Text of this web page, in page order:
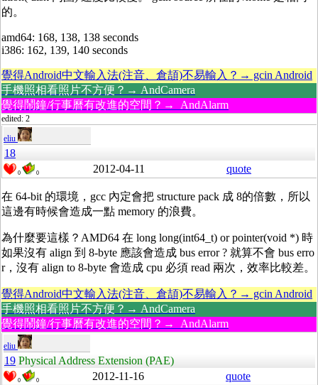
的。
amd64: 168, 138, 138 seconds
i386: 162, 139, 140 seconds
覺得Android中文輸入法(注音、倉頡)不易輸入？→ gcin Android
手機照相看照片不方便？→ AndCamera
覺得鬧鐘/行事曆有改進的空間？→ AndAlarm
edited: 2
eliu
18
0 0 2012-04-11 quote
在 64-bit 的環境，gcc 內定會把 structure pack 成 8的倍數，所以
這邊有時候會造成一點 memory 的浪費。
為什麼要這樣？AMD64 在 long long(int64_t) or pointer(void *) 時
如果沒有 align 到 8-byte 應該會造成 bus error ? 就算不會 bus erro
r，沒有 align to 8-byte 會造成 cpu 必須 read 兩次，效率比較差。
覺得Android中文輸入法(注音、倉頡)不易輸入？→ gcin Android
手機照相看照片不方便？→ AndCamera
覺得鬧鐘/行事曆有改進的空間？→ AndAlarm
eliu
19 Physical Address Extension (PAE)
0 0 2012-11-16 quote